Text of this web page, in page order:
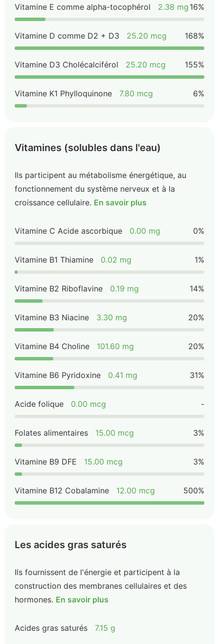
Vitamine E comme alpha-tocophérol 2.38 mg 16%
Vitamine D comme D2 + D3 25.20 mcg 168%
Vitamine D3 Cholécalciférol 25.20 mcg 155%
Vitamine K1 Phylloquinone 7.80 mcg 6%
Vitamines (solubles dans l'eau)
Ils participent au métabolisme énergétique, au
fonctionnement du système nerveux et à la
croissance cellulaire. En savoir plus
Vitamine C Acide ascorbique 0.00 mg 0%
Vitamine B1 Thiamine 0.02 mg 1%
Vitamine B2 Riboflavine 0.19 mg 14%
Vitamine B3 Niacine 3.30 mg 20%
Vitamine B4 Choline 101.60 mg 20%
Vitamine B6 Pyridoxine 0.41 mg 31%
Acide folique 0.00 mcg -
Folates alimentaires 15.00 mcg 3%
Vitamine B9 DFE 15.00 mcg 3%
Vitamine B12 Cobalamine 12.00 mcg 500%
Les acides gras saturés
Ils fournissent de l'énergie et participent à la
construction des membranes cellulaires et des
hormones. En savoir plus
Acides gras saturés 7.15 g